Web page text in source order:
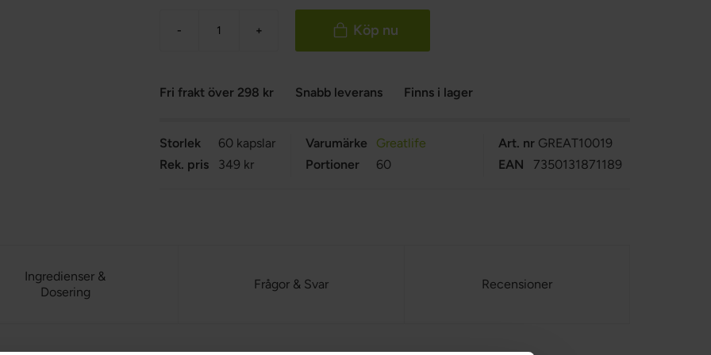
- + Köp nu
Fri frakt över 298 kr Snabb leverans Finns i lager
Storlek
60 kapslar
Rek. pris
349 kr
Varumärke
Greatlife
Portioner
60
Art. nr GREAT10019
EAN
7350131871189
Ingredienser &
Dosering
Frågor & Svar Recensioner